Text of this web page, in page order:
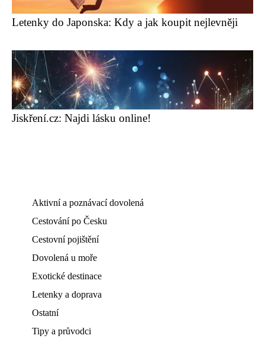
Letenky do Japonska: Kdy a jak koupit nejlevněji
Jiskření.cz: Najdi lásku online!
Aktivní a poznávací dovolená
Cestování po Česku
Cestovní pojištění
Dovolená u moře
Exotické destinace
Letenky a doprava
Ostatní
Tipy a průvodci